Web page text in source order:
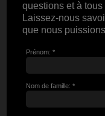
questions et à
Laissez-nous
que nous
Prénom: *
Nom de famille: *